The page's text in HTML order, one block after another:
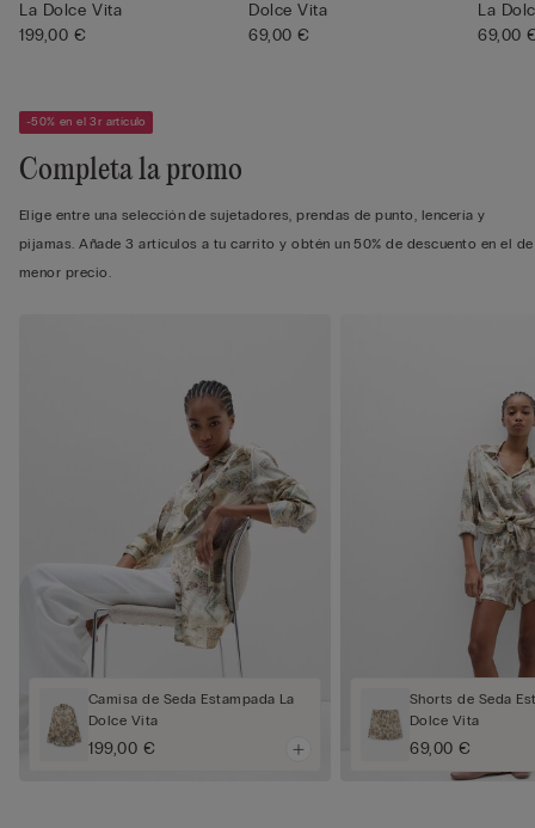
La Dolce Vita
199,00 €
Dolce Vita
69,00 €
La
69,00
-50% en el 3r artículo
Completa la promo
Elige entre una selección de sujetadores, prendas de punto, lencería y
pijamas. Añade 3 artículos a tu carrito y obtén un 50% de descuento en el de
menor precio.
Camisa de Seda Estampada La
Dolce Vita
199,00 €
Shorts de Seda
Dolce Vita
69,00 €